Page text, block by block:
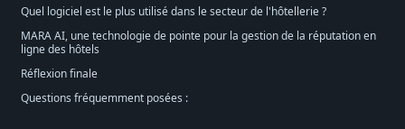
Quel logiciel est le plus utilisé dans le secteur de l'hôtellerie ?
MARA AI, une technologie de pointe pour la gestion de la réputation en
ligne des hôtels
Réflexion finale
Questions fréquemment posées :